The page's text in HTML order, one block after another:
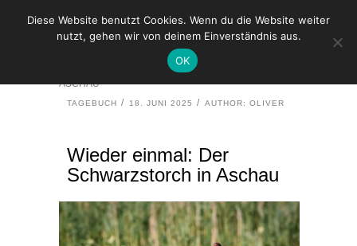
WIEDER EINMAL: DER SCHWARZSTORCH IN
ASCHAU
TAGEBUCH 18. JUNI 2025 AUTHOR: OLIVER
Wieder einmal: Der
Schwarzstorch in Aschau
Diese Website benutzt Cookies. Wenn du die Website weiter
nutzt, gehen wir von deinem Einverständnis aus.
OK